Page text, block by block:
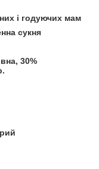
і годуючих мам
сукня
30%